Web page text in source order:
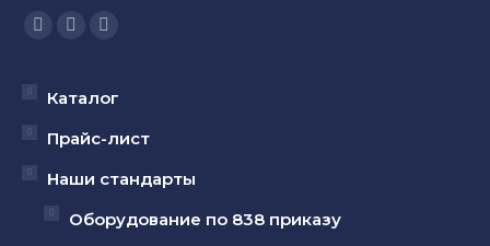
Ищите нас:
Страница
открывается
новом
окне
Страница
открывается
новом
окне
Страница
открывается
новом
окне
Каталог
Прайс-лист
Наши стандарты
Оборудование по 838 приказу